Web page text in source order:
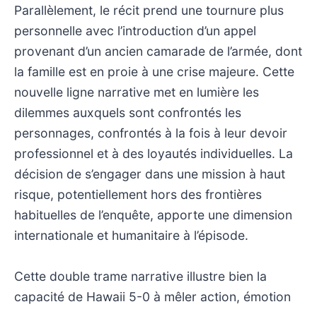
Parallèlement, le récit prend une tournure plus
personnelle avec l’introduction d’un appel
provenant d’un ancien camarade de l’armée, dont
la famille est en proie à une crise majeure. Cette
nouvelle ligne narrative met en lumière les
dilemmes auxquels sont confrontés les
personnages, confrontés à la fois à leur devoir
professionnel et à des loyautés individuelles. La
décision de s’engager dans une mission à haut
risque, potentiellement hors des frontières
habituelles de l’enquête, apporte une dimension
internationale et humanitaire à l’épisode.
Cette double trame narrative illustre bien la
capacité de Hawaii 5-0 à mêler action, émotion